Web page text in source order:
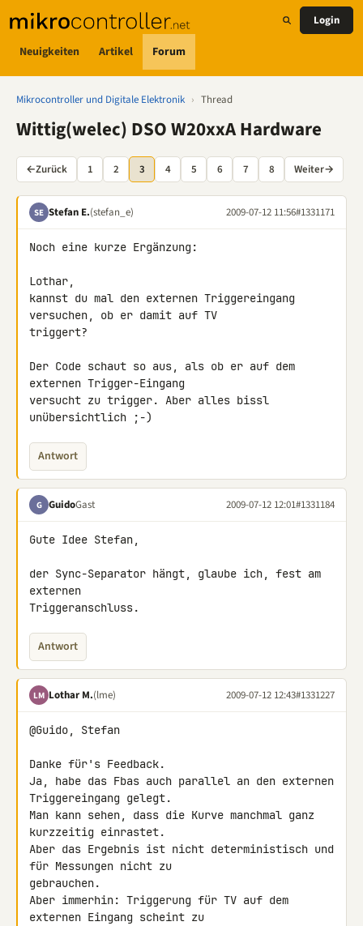
Neuigkeiten Artikel Forum
Login
Mikrocontroller und Digitale Elektronik › Thread
Wittig(welec) DSO W20xxA Hardware
←Zurück 1 2 3 4 5 6 7 8 Weiter→
SE Stefan E.(stefan_e) 2009-07-12 11:56#1331171
Noch eine kurze Ergänzung:
Lothar,
kannst du mal den externen Triggereingang
versuchen, ob er damit auf TV
triggert?
Der Code schaut so aus, als ob er auf dem
externen Trigger-Eingang
versucht zu trigger. Aber alles bissl
unübersichtlich ;-)
Antwort
G GuidoGast 2009-07-12 12:01#1331184
Gute Idee Stefan,
der Sync-Separator hängt, glaube ich, fest am
externen
Triggeranschluss.
Antwort
LM Lothar M.(lme) 2009-07-12 12:43#1331227
@Guido, Stefan
Danke für's Feedback.
Ja, habe das Fbas auch parallel an den externen
Triggereingang gelegt.
Man kann sehen, dass die Kurve manchmal ganz
kurzzeitig einrastet.
Aber das Ergebnis ist nicht deterministisch und
für Messungen nicht zu
gebrauchen.
Aber immerhin: Triggerung für TV auf dem
externen Eingang scheint zu